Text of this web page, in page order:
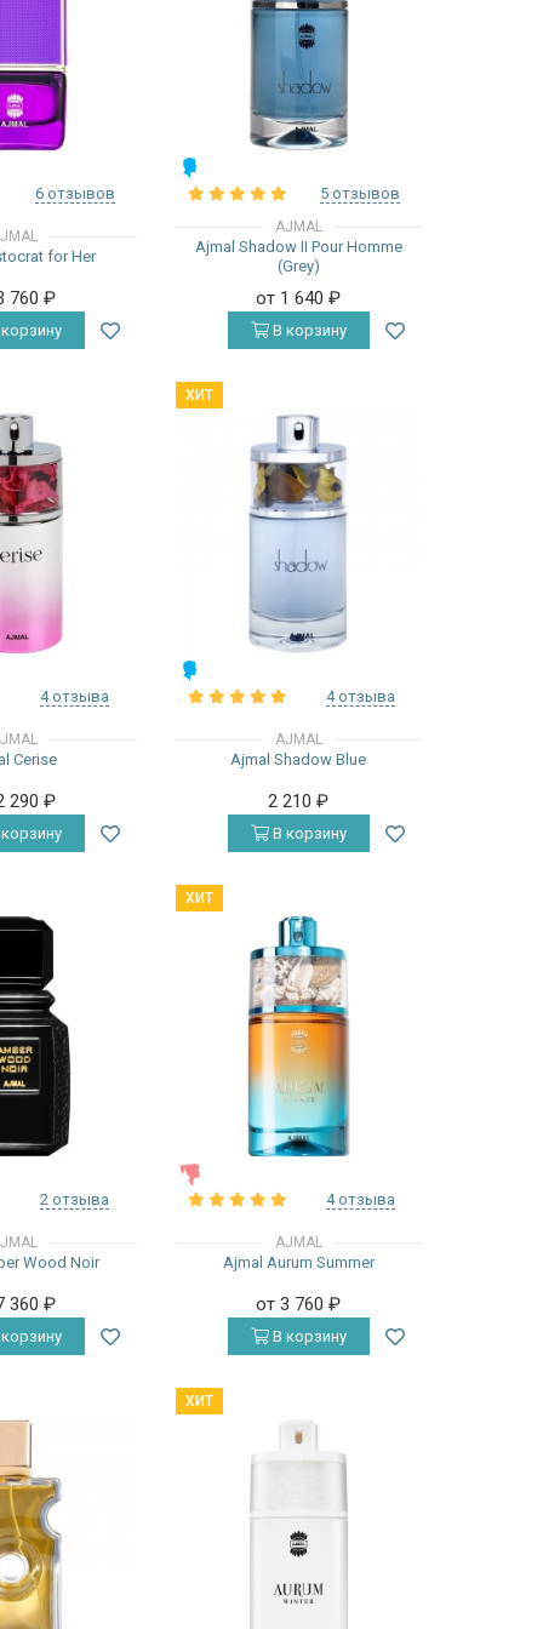
6 отзывов
for Her
760₽
5 отзывов
AJMAL
Ajmal Shadow II Pour Homme
(Grey)
от 1 640₽
В корзину
4 отзыва
Cerise
290₽
ХИТ
4 отзыва
AJMAL
Ajmal Shadow Blue
2 210₽
В корзину
2 отзыва
Wood Noir
360₽
ХИТ
4 отзыва
AJMAL
Ajmal Aurum Summer
от 3 760₽
В корзину
ХИТ